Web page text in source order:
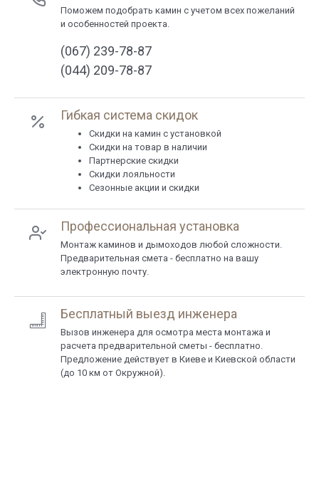
Поможем подобрать камин с учетом всех пожеланий
и особенностей проекта.
(067) 239-78-87
(044) 209-78-87
Гибкая система скидок
Cкидки на камин с установкой
Скидки на товар в наличии
Партнерские скидки
Скидки лояльности
Сезонные акции и скидки
Профессиональная установка
Монтаж каминов и дымоходов любой сложности.
Предварительная смета - бесплатно на вашу
электронную почту.
Бесплатный выезд инженера
Вызов инженера для осмотра места монтажа и
расчета предварительной сметы - бесплатно.
Предложение действует в Киеве и Киевской области
(до 10 км от Окружной).